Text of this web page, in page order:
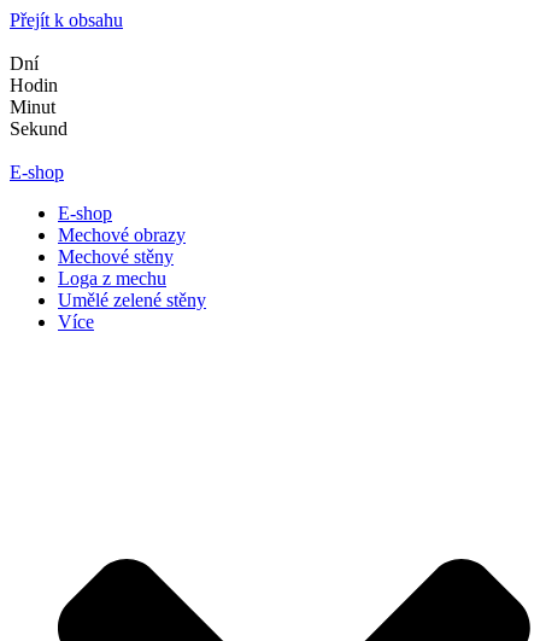
Přejít k obsahu
Dní
Hodin
Minut
Sekund
E-shop
E-shop
Mechové obrazy
Mechové stěny
Loga z mechu
Umělé zelené stěny
Více